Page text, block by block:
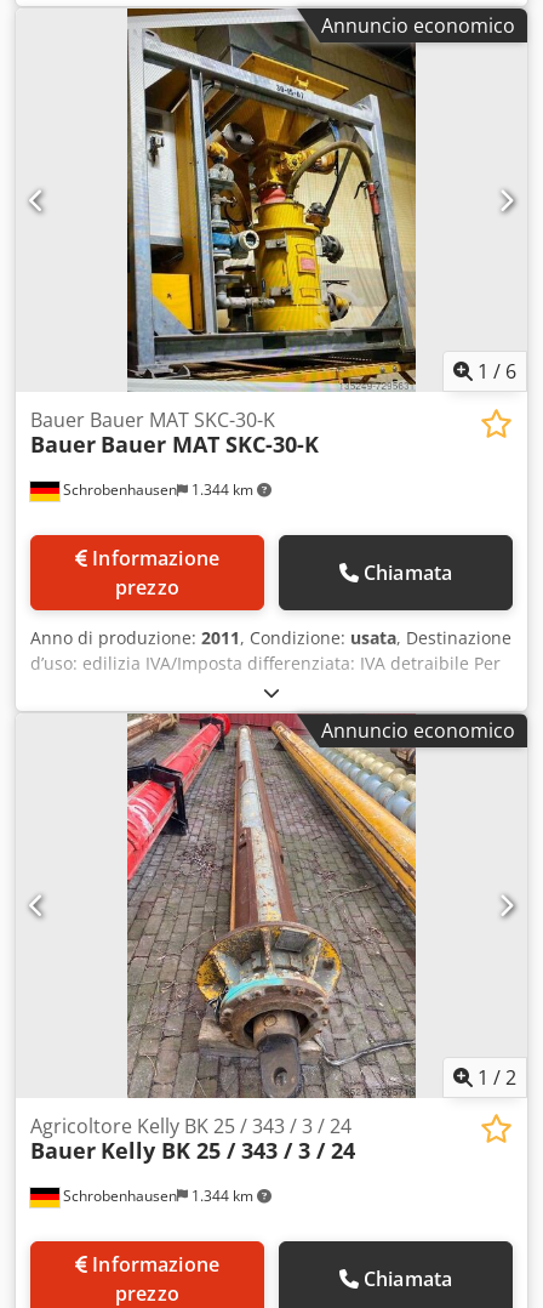
cercando, non esitate a contattarci.
Annuncio economico
1 / 6
Schrobenhausen 1.344 km
Bauer Bauer MAT SKC-30-K
Bauer Bauer MAT SKC-30-K
prezzo
Chiamata
Anno di produzione: 2011, Condizione: usata, Destinazione
d’uso: edilizia IVA/Imposta differenziata: IVA detraibile Per
ulteriori informazioni, contattare Mohamad Fattah Ahmad.
Miscelatore continuo Bauer MAT SKC-30-K Buone
condizioni Disponibile immediatamente Djdoh Tyytopfx Ai
Annuncio economico
1 /2
Schrobenhausen 1.344 km
Agricoltore Kelly BK 25 / 343 / 3 / 24
Bauer Kelly BK 25 / 343 / 3 / 24
prezzo
Chiamata